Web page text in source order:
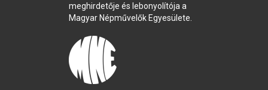
meghirdetője és lebonyolítója a
Magyar Népművelők Egyesülete.